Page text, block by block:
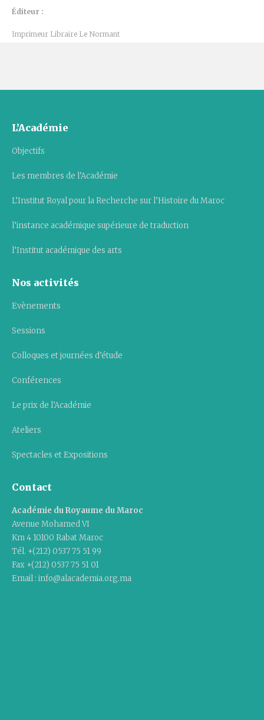
Éditeur :
Imprimeur Libraire Le Normant
L’Académie
Objectifs
Les membres de l’Académie
L’Institut Royal pour la Recherche sur l’Histoire du Maroc
l’instance académique supérieure de traduction
l’Institut académique des arts
Nos activités
Evènements
Sessions
Colloques et journées d’étude
Conférences
Le prix de l’Académie
Ateliers
Spectacles et Expositions
Contact
Académie du Royaume du Maroc
Avenue Mohamed VI
Km 4 10100 Rabat Maroc
Tél. +(212) 0537 75 51 99
Fax +(212) 0537 75 51 01
Email : info@alacademia.org.ma